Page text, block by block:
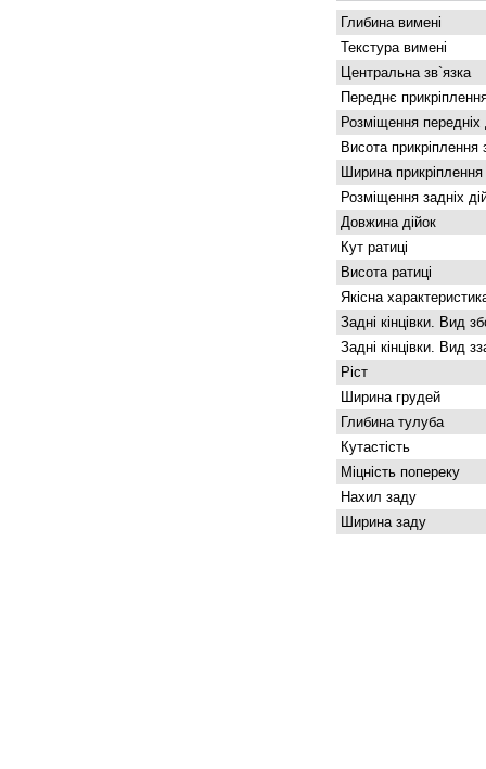
Глибина вимені
Текстура вимені
Центральна зв`язка
Переднє
Розміщення передніх
Висота прикріплення
Ширина прикріплення
Розміщення задніх
Довжина дійок
Кут ратиці
Висота ратиці
Якісна
Задні кінцівки. Вид
Задні кінцівки. Вид
Ріст
Ширина грудей
Глибина тулуба
Кутастість
Міцність попереку
Нахил заду
Ширина заду